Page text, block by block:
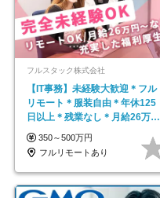
フルスタック株式会社
【IT事務】未経験大歓迎＊フル
リモート＊服装自由＊年休125
日以上＊残業なし＊月給26万円
以上
350～500万円
フルリモートあり